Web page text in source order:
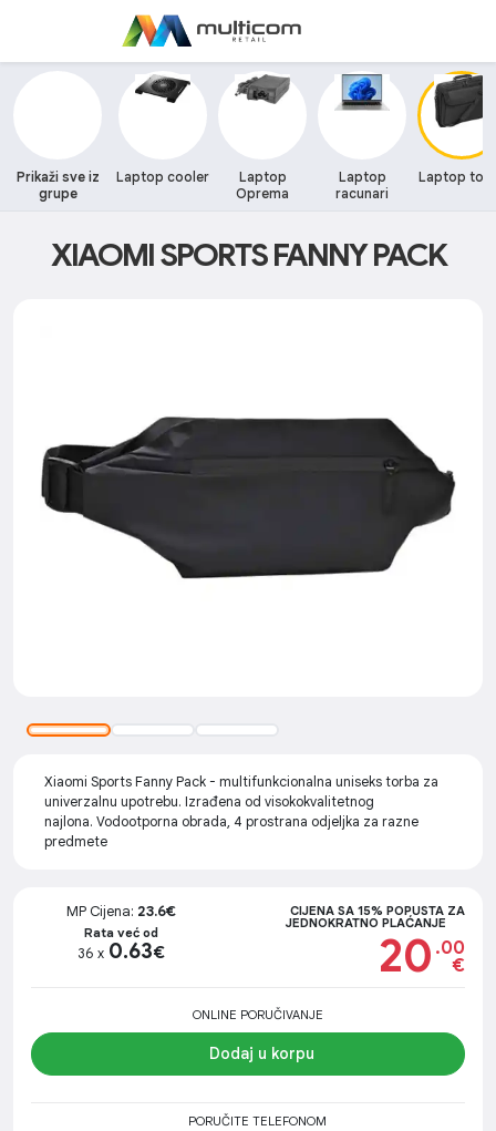
Prikaži sve iz
grupe
Laptop cooler
Laptop
Oprema
Laptop
racunari
Laptop
XIAOMI SPORTS FANNY PACK
Xiaomi Sports Fanny Pack - multifunkcionalna uniseks torba za
univerzalnu upotrebu. Izrađena od visokokvalitetnog
najlona. Vodootporna obrada, 4 prostrana odjeljka za razne
predmete
MP Cijena: 23.6€
Rata već od
36 x 0.63€
CIJENA SA 15% POPUSTA ZA
JEDNOKRATNO PLAĆANJE
20 .00
€
ONLINE PORUČIVANJE
Dodaj u korpu
PORUČITE TELEFONOM